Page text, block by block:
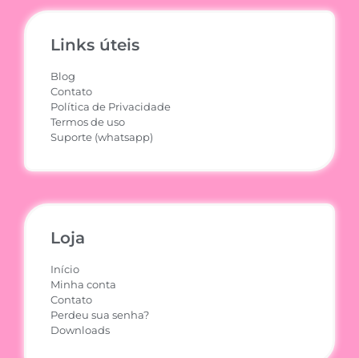
Links úteis
Blog
Contato
Política de Privacidade
Termos de uso
Suporte (whatsapp)
Loja
Início
Minha conta
Contato
Perdeu sua senha?
Downloads